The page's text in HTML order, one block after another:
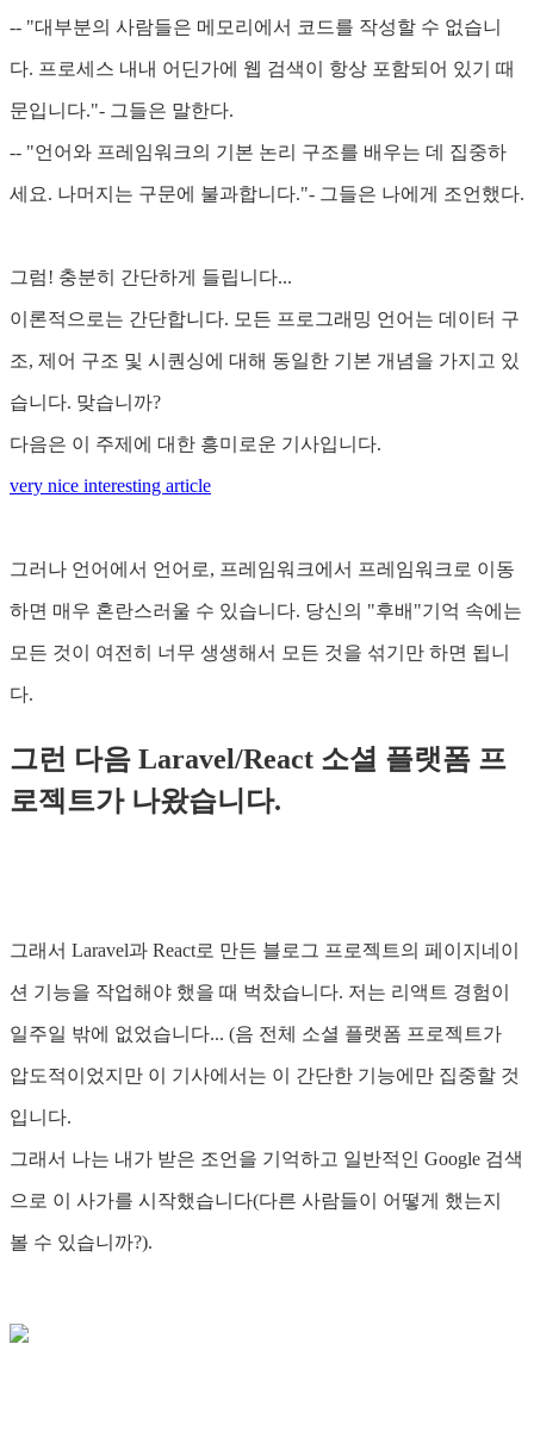
-- "대부분의 사람들은 메모리에서 코드를 작성할 수 없습니
다. 프로세스 내내 어딘가에 웹 검색이 항상 포함되어 있기 때
문입니다."- 그들은 말한다.
-- "언어와 프레임워크의 기본 논리 구조를 배우는 데 집중하
세요. 나머지는 구문에 불과합니다."- 그들은 나에게 조언했다.
그럼! 충분히 간단하게 들립니다...
이론적으로는 간단합니다. 모든 프로그래밍 언어는 데이터 구
조, 제어 구조 및 시퀀싱에 대해 동일한 기본 개념을 가지고 있
습니다. 맞습니까?
다음은 이 주제에 대한 흥미로운 기사입니다.
very nice interesting article
그러나 언어에서 언어로, 프레임워크에서 프레임워크로 이동
하면 매우 혼란스러울 수 있습니다. 당신의 "후배"기억 속에는
모든 것이 여전히 너무 생생해서 모든 것을 섞기만 하면 됩니
다.
그런 다음 Laravel/React 소셜 플랫폼 프
로젝트가 나왔습니다.
그래서 Laravel과 React로 만든 블로그 프로젝트의 페이지네이
션 기능을 작업해야 했을 때 벅찼습니다. 저는 리액트 경험이
일주일 밖에 없었습니다... (음 전체 소셜 플랫폼 프로젝트가
압도적이었지만 이 기사에서는 이 간단한 기능에만 집중할 것
입니다.
그래서 나는 내가 받은 조언을 기억하고 일반적인 Google 검색
으로 이 사가를 시작했습니다(다른 사람들이 어떻게 했는지
볼 수 있습니까?).